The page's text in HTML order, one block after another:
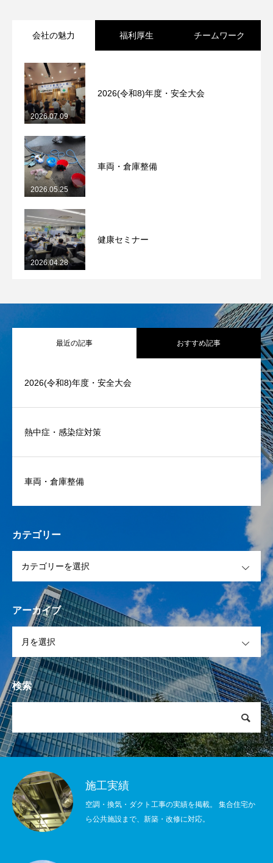
会社の魅力 福利厚生 チームワーク
2026(令和8)年度・安全大会
2026.07.09
車両・倉庫整備
2026.05.25
健康セミナー
2026.04.28
最近の記事 おすすめ記事
2026(令和8)年度・安全大会
熱中症・感染症対策
車両・倉庫整備
カテゴリー
アーカイブ
検索
施工実績
空調・換気・ダクト工事の実績を掲載。 集合住宅か
ら公共施設まで、新築・改修に対応。